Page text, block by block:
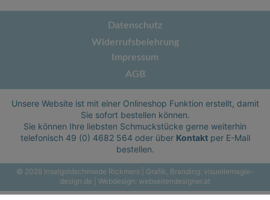
Datenschutz
Widerrufsbelehrung
Impressum
AGB
Unsere Website ist mit einer Onlineshop Funktion erstellt, damit
Sie sofort bestellen können.
Sie können Ihre liebsten Schmuckstücke gerne weiterhin
telefonisch 49 (0) 4682 564 oder über Kontaktper E-Mail
bestellen.
© 2026 Inselgoldschmiede Rickmers | Grafik, Branding: visuellemagie-
design.de | Webdesign: webseitendesigner.at